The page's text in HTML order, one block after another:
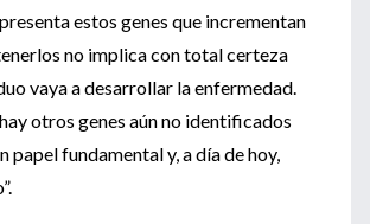
estos genes que incrementan
no implica con total certeza
vaya a desarrollar la enfermedad.
otros genes aún no identificados
papel fundamental y, a día de hoy,